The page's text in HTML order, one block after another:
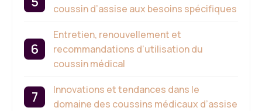
coussin d’assise aux besoins spécifiques
Entretien, renouvellement et
recommandations d’utilisation du
coussin médical
Innovations et tendances dans le
domaine des coussins médicaux d’assise